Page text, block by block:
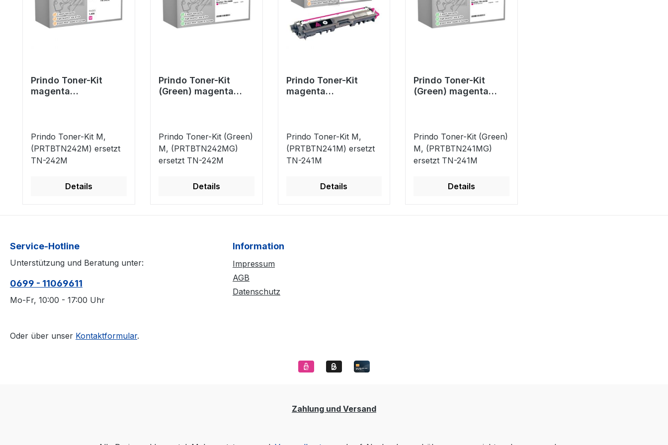
Prindo Toner-Kit
magenta
Prindo Toner-Kit M,
(PRTBTN242M) ersetzt
TN-242M
Details
Prindo Toner-Kit
(Green) magenta
Prindo Toner-Kit (Green)
M, (PRTBTN242MG)
ersetzt TN-242M
Details
Prindo Toner-Kit
magenta
Prindo Toner-Kit M,
(PRTBTN241M) ersetzt
TN-241M
Details
Prindo Toner-Kit
(Green) magenta
Prindo Toner-Kit (Green)
M, (PRTBTN241MG)
ersetzt TN-241M
Details
Service-Hotline
Unterstützung und Beratung unter:
0699 - 11069611
Mo-Fr, 10:00 - 17:00 Uhr
Oder über unser Kontaktformular.
Information
Impressum
AGB
Datenschutz
Zahlung und Versand